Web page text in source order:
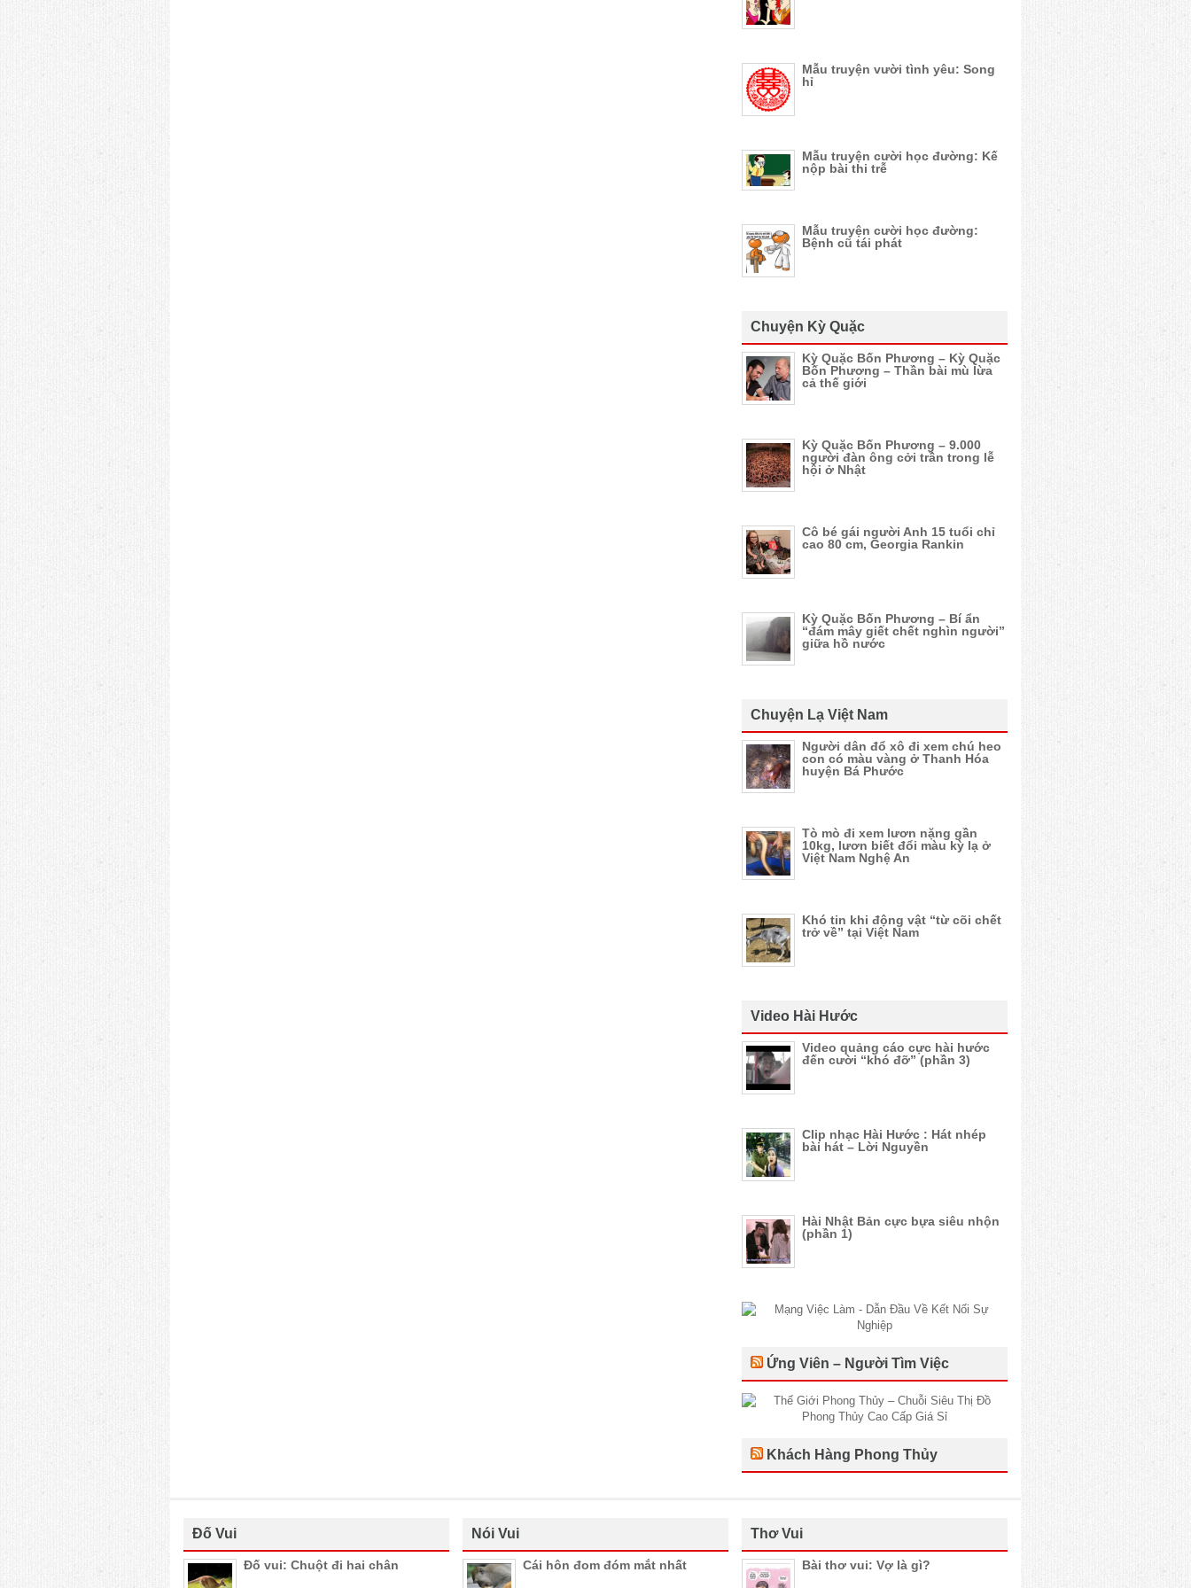
Mẫu truyện vười tình yêu: Song
hỉ
Mẫu truyện cười học đường: Kế
nộp bài thi trễ
Mẫu truyện cười học đường:
Bệnh cũ tái phát
Chuyện Kỳ Quặc
Kỳ Quặc Bốn Phương – Kỳ Quặc
Bốn Phương – Thần bài mù lừa
cả thế giới
Kỳ Quặc Bốn Phương – 9.000
người đàn ông cởi trần trong lễ
hội ở Nhật
Cô bé gái người Anh 15 tuổi chỉ
cao 80 cm, Georgia Rankin
Kỳ Quặc Bốn Phương – Bí ẩn
“đám mây giết chết nghìn người”
giữa hồ nước
Chuyện Lạ Việt Nam
Người dân đổ xô đi xem chú heo
con có màu vàng ở Thanh Hóa
huyện Bá Phước
Tò mò đi xem lươn nặng gần
10kg, lươn biết đổi màu kỳ lạ ở
Việt Nam Nghệ An
Khó tin khi động vật “từ cõi chết
trở về” tại Việt Nam
Video Hài Hước
Video quảng cáo cực hài hước
đến cười “khó đỡ” (phần 3)
Clip nhạc Hài Hước : Hát nhép
bài hát – Lời Nguyền
Hài Nhật Bản cực bựa siêu nhộn
(phần 1)
Ứng Viên – Người Tìm Việc
Khách Hàng Phong Thủy
Đố Vui
Đố vui: Chuột đi hai chân
Nói Vui
Cái hôn đom đóm mắt nhất
Thơ Vui
Bài thơ vui: Vợ là gì?